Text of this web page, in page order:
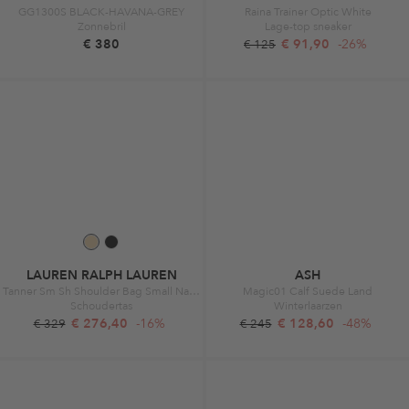
GG1300S BLACK-HAVANA-GREY
Zonnebril
€ 380
Raina Trainer Optic White
Lage-top sneaker
€ 125 € 91,90 -26%
LAUREN RALPH LAUREN
Schoudertas
€ 329 € 276,40 -16%
ASH
Magic01 Calf Suede Land
Winterlaarzen
€ 245 € 128,60 -48%